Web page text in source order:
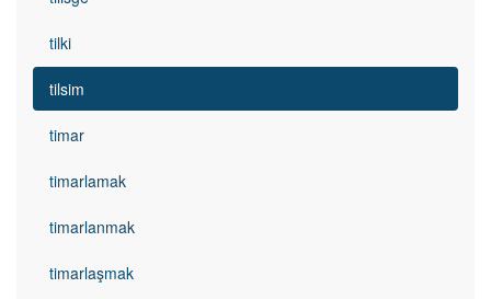
tilki
tilsim
timar
timarlamak
timarlanmak
timarlaşmak